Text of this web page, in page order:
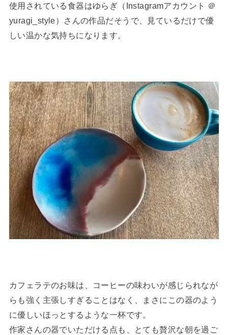
使用されている食器はゆらぎ（Instagramアカウント ＠
yuragi_style）さんの作品だそうで、見ているだけで優
しい温かな気持ちになります。
カフェラテのお味は、コーヒーの味わいが感じられなが
らも強く主張しすぎることはなく、まさにこの器のよう
に優しいほっとするような一杯です。
作家さんの器でいただける点も、とても贅沢な朝を過ご